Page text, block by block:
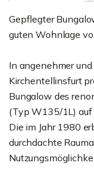
Gepflegter
guten Wohnlage
In angenehmer
Kirchentellinsfurt
Bungalow des
(Typ W135/1L) auf
Die im Jahr 1980
durchdachte